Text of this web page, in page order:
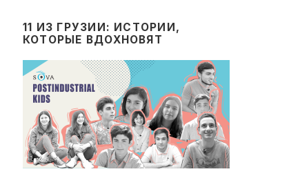
11 ИЗ ГРУЗИИ: ИСТОРИИ,
КОТОРЫЕ ВДОХНОВЯТ